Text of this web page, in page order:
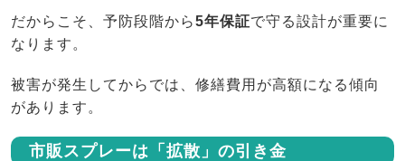
だからこそ、予防段階から5年保証で守る設計が重要に
なります。
被害が発生してからでは、修繕費用が高額になる傾向
があります。
市販スプレーは「拡散」の引き金